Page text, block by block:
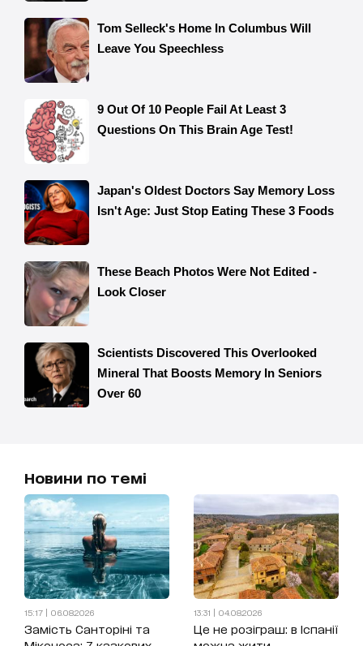
Новини по темі
15:17 | 06.08.2026
Замість Санторіні та
13:31 | 04.08.2026
Це не розіграш: в Іспанії